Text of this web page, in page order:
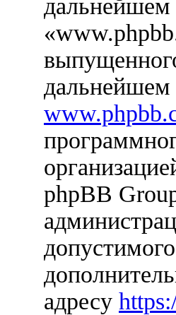
дальнейшем
дальнейшем
phpBB
адресу